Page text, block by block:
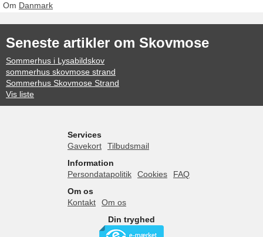
Om Danmark
Seneste artikler om Skovmose
Sommerhus i Lysabildskov
sommerhus skovmose strand
Sommerhus Skovmose Strand
Vis liste
Services
Gavekort
Tilbudsmail
Information
Persondatapolitik
Cookies
FAQ
Om os
Kontakt
Om os
Din tryghed